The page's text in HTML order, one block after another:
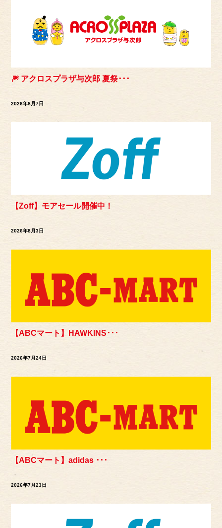
🎆 アクロスプラザ与次郎 夏祭･･･
2026年8月7日
【Zoff】モアセール開催中！
2026年8月3日
【ABCマート】HAWKINS･･･
2026年7月24日
【ABCマート】adidas ･･･
2026年7月23日